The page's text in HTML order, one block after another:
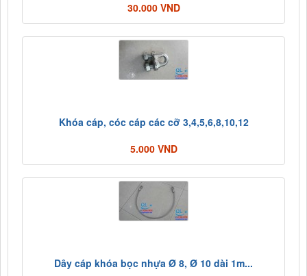
30.000 VND
Khóa cáp, cóc cáp các cỡ 3,4,5,6,8,10,12
5.000 VND
Dây cáp khóa bọc nhựa Ø 8, Ø 10 dài 1m...